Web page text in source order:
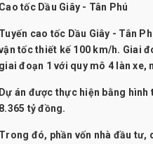
Cao tốc Dầu Giây - Tân Phú
Tuyến cao tốc Dầu Giây - Tân
tốc thiết kế 100 km/h. Giai
giai đoạn 1 với quy mô 4 làn xe,
Dự án được thực hiện bằng
8.365 tỷ đồng.
Trong đó, phần vốn nhà đầu tư,